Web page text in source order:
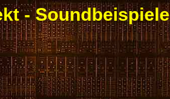
- Soundbeispiele